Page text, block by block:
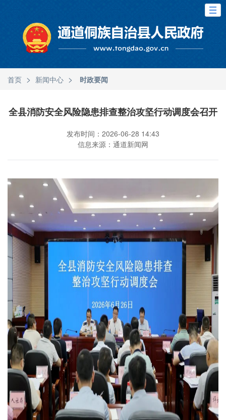
首页 > 新闻中心 > 时政要闻
全县消防安全风险隐患排查整治攻坚行动调度会召开
发布时间：2026-06-28 14:43
信息来源：通道新闻网